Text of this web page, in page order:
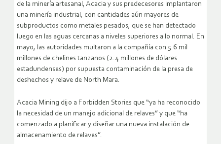
de la minería artesanal, Acacia y sus predecesores implantaron
una minería industrial, con cantidades aún mayores de
subproductos como metales pesados, que se han detectado
luego en las aguas cercanas a niveles superiores a lo normal. En
mayo, las autoridades multaron a la compañía con 5.6 mil
millones de chelines tanzanos (2.4 millones de dólares
estadundenses) por supuesta contaminación de la presa de
deshechos y relave de North Mara.
Acacia Mining dijo a Forbidden Stories que “ya ha reconocido
la necesidad de un manejo adicional de relaves” y que “ha
comenzado a planificar y diseñar una nueva instalación de
almacenamiento de relaves”.